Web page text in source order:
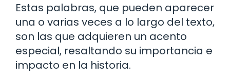
Estas palabras, que pueden aparecer
una o varias veces a lo largo del texto,
son las que adquieren un acento
especial, resaltando su importancia e
impacto en la historia.